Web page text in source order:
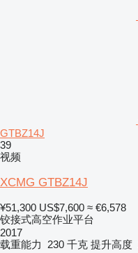
GTBZ14J
39
视频
XCMG GTBZ14J
¥51,300 US$7,600 ≈ €6,578
铰接式高空作业平台
2017
载重能力
230 千克 提升高度